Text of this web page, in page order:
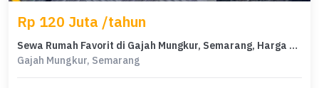
Rp 120 Juta /tahun
Sewa Rumah Favorit di Gajah Mungkur, Semarang, Harga Terjangkau
Gajah Mungkur, Semarang